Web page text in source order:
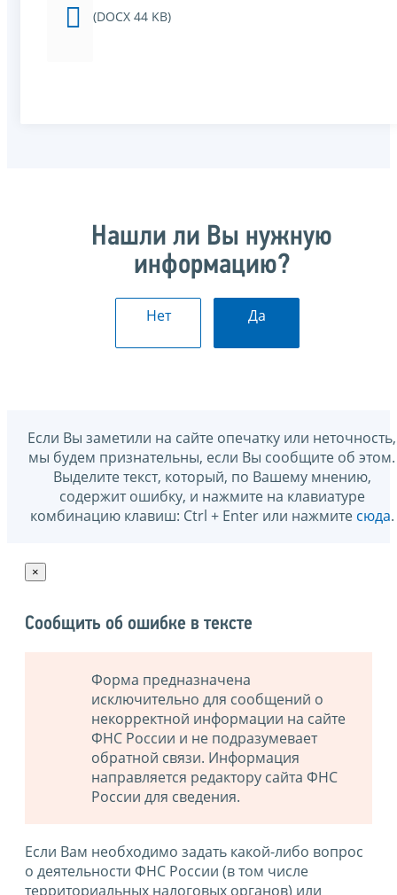
(DOCX 44 KB)
Нашли ли Вы нужную
информацию?
Нет Да
Если Вы заметили на сайте опечатку или неточность,
мы будем признательны, если Вы сообщите об этом.
Выделите текст, который, по Вашему мнению,
содержит ошибку, и нажмите на клавиатуре
комбинацию клавиш: Ctrl + Enter или нажмите сюда.
×
Сообщить об ошибке в тексте
Форма предназначена
исключительно для сообщений о
некорректной информации на сайте
ФНС России и не подразумевает
обратной связи. Информация
направляется редактору сайта ФНС
России для сведения.
Если Вам необходимо задать какой-либо вопрос
о деятельности ФНС России (в том числе
территориальных налоговых органов) или